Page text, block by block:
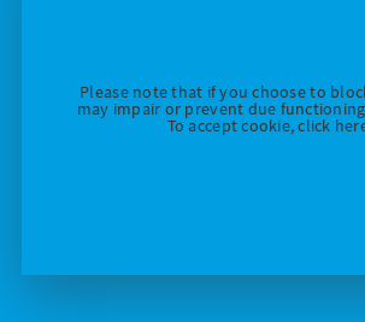
Please note that if you choose to
may impair or prevent due
To accept cookie, click